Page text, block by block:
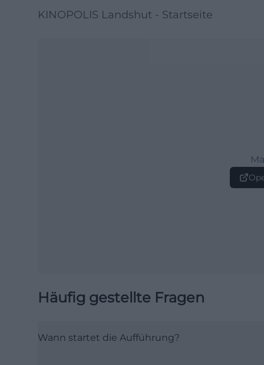
KINOPOLIS Landshut - Startseite
Häufig gestellte Fragen
Wann startet die Aufführung?